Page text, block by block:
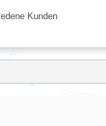
Kunden